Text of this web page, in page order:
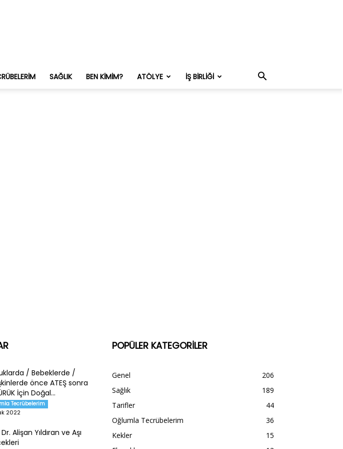
SAĞLIK BEN KIMIM? ATÖLYE İŞ BIRLIĞI
/ Bebeklerde /
önce ATEŞ sonra
İçin Doğal...
Tecrübelerim
2022
Alişan Yıldıran ve Aşı
POPÜLER KATEGORİLER
Genel
206
Sağlık
189
Tarifler
44
Oğlumla Tecrübelerim
36
Kekler
15